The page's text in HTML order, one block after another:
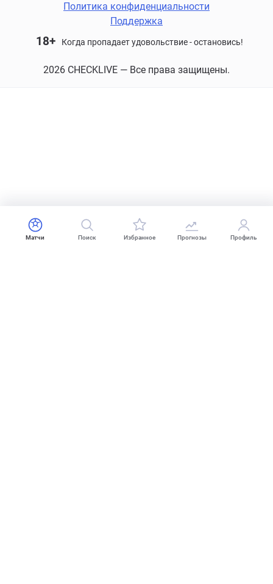
Политика конфиденциальности
Поддержка
18+ Когда пропадает удовольствие - остановись!
2026 CHECKLIVE — Все права защищены.
Матчи Поиск Избранное Прогнозы Профиль